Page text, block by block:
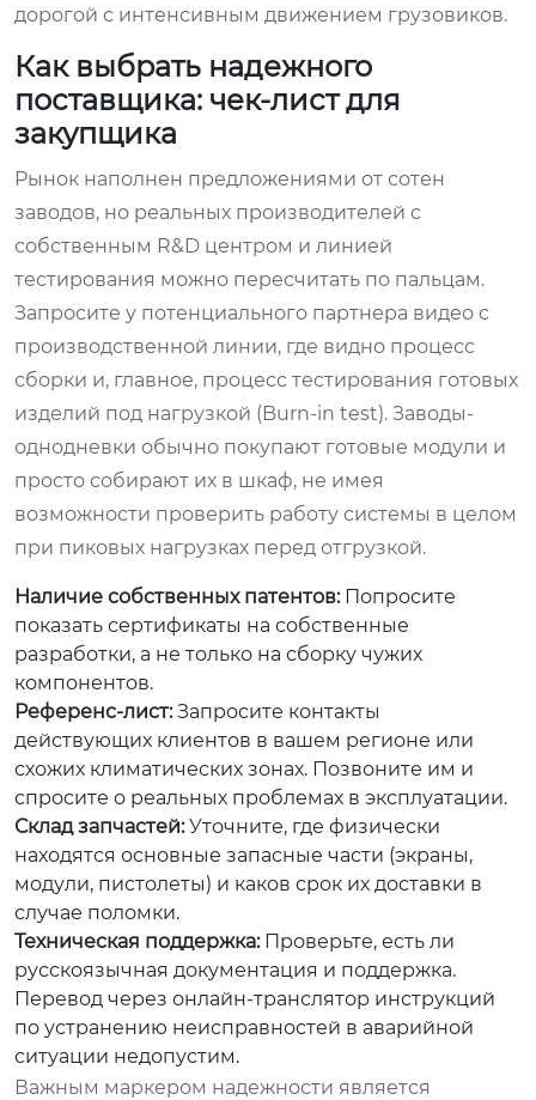
дорогой с интенсивным движением грузовиков.
Как выбрать надежного
поставщика: чек-лист для
закупщика
Рынок наполнен предложениями от сотен
заводов, но реальных производителей с
собственным R&D центром и линией
тестирования можно пересчитать по пальцам.
Запросите у потенциального партнера видео с
производственной линии, где видно процесс
сборки и, главное, процесс тестирования готовых
изделий под нагрузкой (Burn-in test). Заводы-
однодневки обычно покупают готовые модули и
просто собирают их в шкаф, не имея
возможности проверить работу системы в целом
при пиковых нагрузках перед отгрузкой.
Наличие собственных патентов:Попросите
показать сертификаты на собственные
разработки, а не только на сборку чужих
компонентов.
Референс-лист:Запросите контакты
действующих клиентов в вашем регионе или
схожих климатических зонах. Позвоните им и
спросите о реальных проблемах в эксплуатации.
Склад запчастей:Уточните, где физически
находятся основные запасные части (экраны,
модули, пистолеты) и каков срок их доставки в
случае поломки.
Техническая поддержка:Проверьте, есть ли
русскоязычная документация и поддержка.
Перевод через онлайн-транслятор инструкций
по устранению неисправностей в аварийной
ситуации недопустим.
Важным маркером надежности является